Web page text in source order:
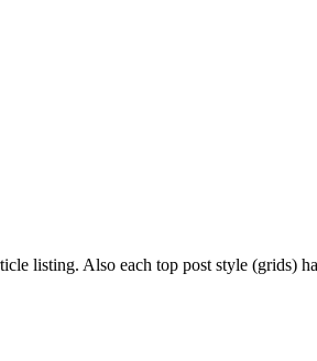
listing. Also each top post style (grids)